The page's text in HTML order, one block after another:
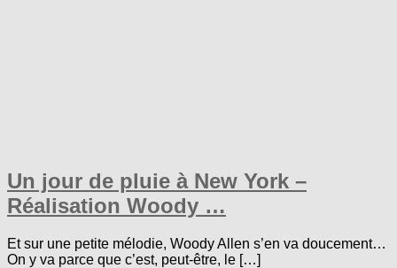
Un jour de pluie à New York –
Réalisation Woody …
Et sur une petite mélodie, Woody Allen s’en va doucement…
On y va parce que c’est, peut-être, le […]